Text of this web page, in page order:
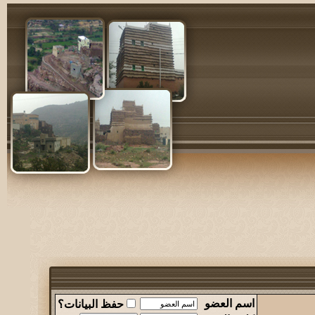
اسم العضو
حفظ البيانات؟
الأشغال المهمه انها اشغلتني حتى من اهلي